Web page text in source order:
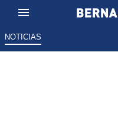
NOTICIAS